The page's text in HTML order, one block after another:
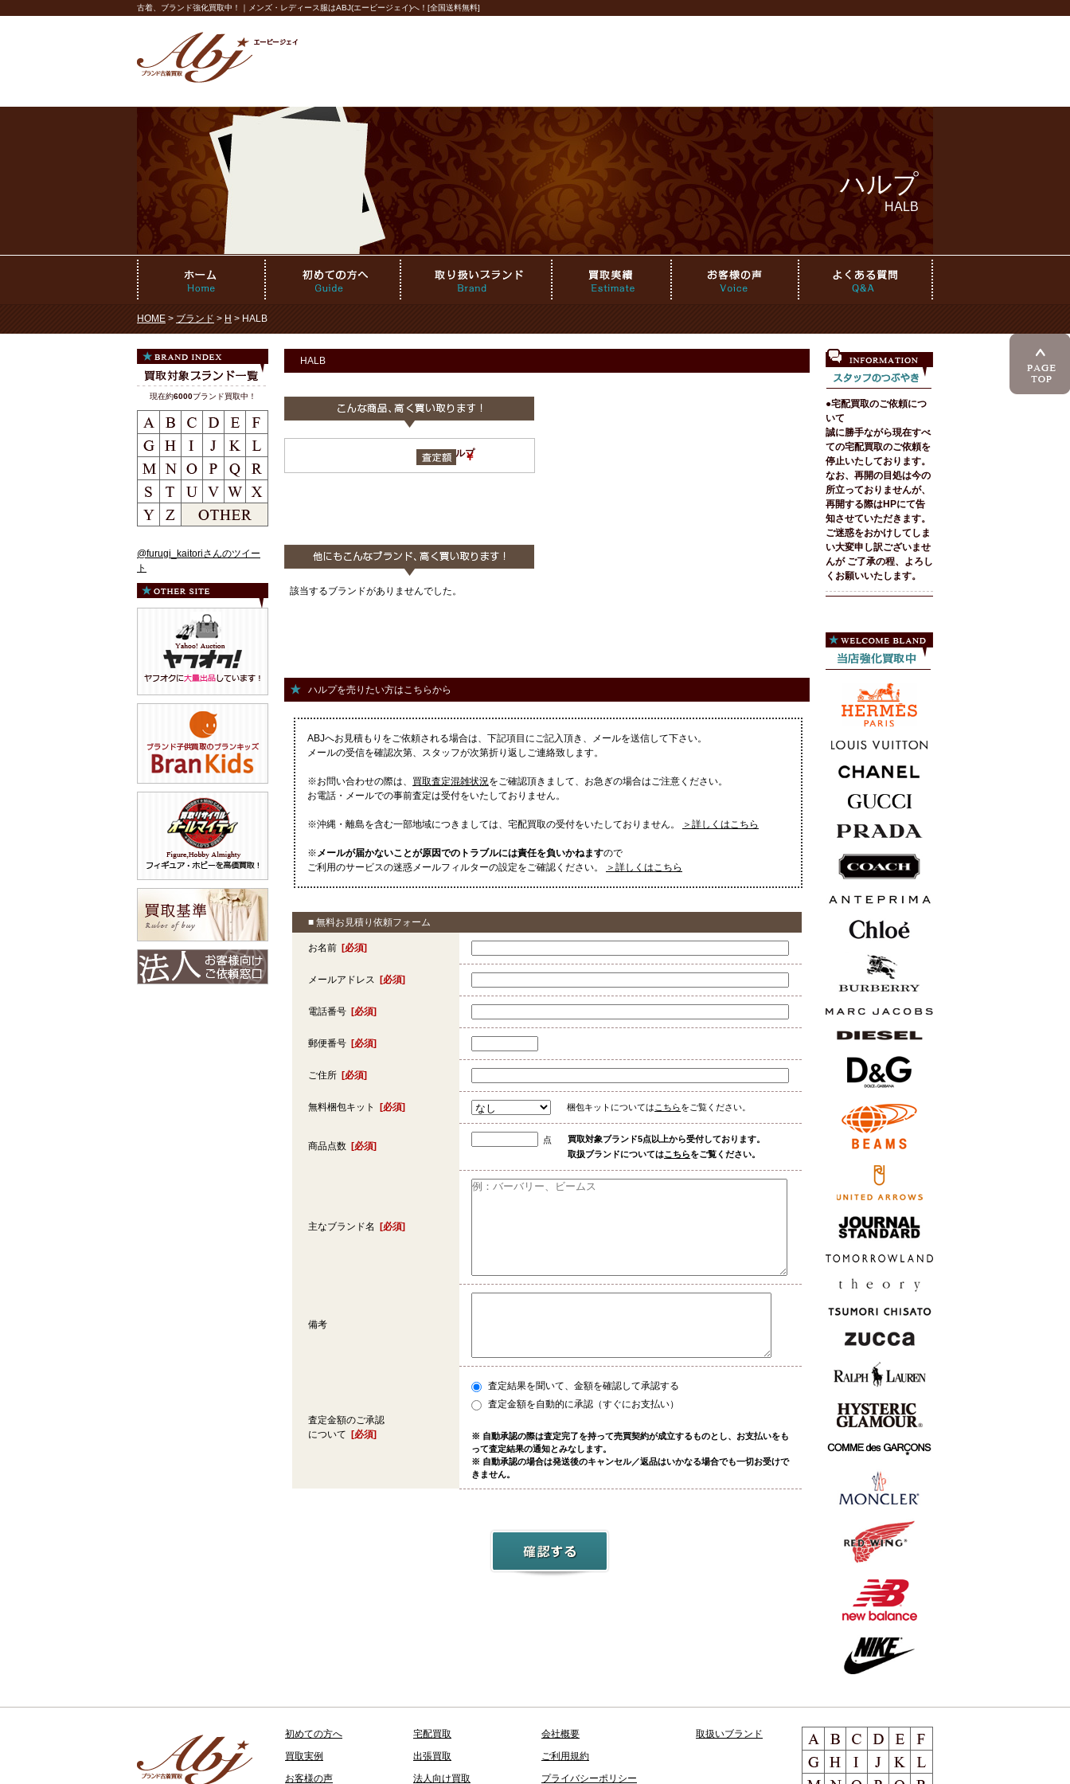
古着、ブランド強化買取中！｜メンズ・レディース服はABJ(エービージェイ)へ！[全国送料無料]
ハルプ
HALB
HOME > ブランド > H > HALB
現在約6000ブランド買取中！
@furugi_kaitoriさんのツイー
ト
HALB
HALB ハルプ
￥
該当するブランドがありませんでした。
ハルプを売りたい方はこちらから
ABJへお見積もりをご依頼される場合は、下記項目にご記入頂き、メールを送信して下さい。
メールの受信を確認次第、スタッフが次第折り返しご連絡致します。
※お問い合わせの際は、 買取査定混雑状況をご確認頂きまして、お急ぎの場合はご注意ください。
お電話・メールでの事前査定は受付をいたしておりません。
※沖縄・離島を含む一部地域につきましては、宅配買取の受付をいたしておりません。 ＞詳しくはこちら
※メールが届かないことが原因でのトラブルには責任を負いかねますので
ご利用のサービスの迷惑メールフィルターの設定をご確認ください。
＞詳しくはこちら
■ 無料お見積り依頼フォーム
お名前 [必須]
メールアドレス [必須]
電話番号 [必須]
郵便番号 [必須]
ご住所 [必須]
無料梱包キット [必須] 梱包キットについては こちらをご覧ください。
商品点数 [必須]
点
買取対象ブランド5点以上から受付しております。
取扱ブランドについてはこちらをご覧ください。
主なブランド名 [必須]
備考
査定金額のご承認
について
[必須]
査定結果を聞いて、金額を確認して承認する
査定金額を自動的に承認（すぐにお支払い）
※ 自動承認の際は査定完了を持って売買契約が成立するものとし、お支払いをも
って査定結果の通知とみなします。
※ 自動承認の場合は発送後のキャンセル／返品はいかなる場合でも一切お受けで
きません。
●宅配買取のご依頼につ
いて
誠に勝手ながら現在すべ
ての宅配買取のご依頼を
停止いたしております。
なお、再開の目処は今の
所立っておりませんが、
再開する際はHPにて告
知させていただきます。
ご迷惑をおかけしてしま
い大変申し訳ございませ
んが ご了承の程、よろし
くお願いいたします。
初めての方へ 宅配買取 会社概要
取扱いブランド
買取実例
出張買取
ご利用規約
お客様の声
法人向け買取 プライバシーポリシー